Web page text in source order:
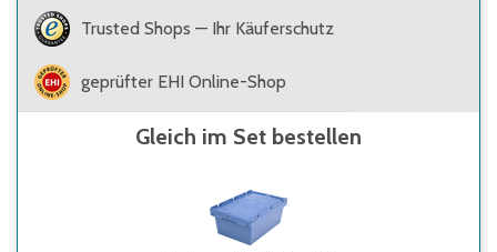
Trusted Shops — Ihr Käuferschutz
geprüfter EHI Online-Shop
Gleich im Set bestellen